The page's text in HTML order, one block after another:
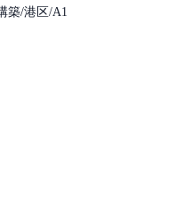
築/港区/A1